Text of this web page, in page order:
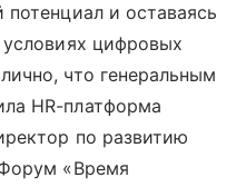
потенциал и оставаясь
цифровых
что генеральным
HR-платформа
по развитию
«Время